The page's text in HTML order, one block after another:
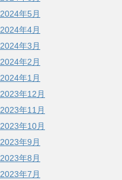
2024年5月
2024年4月
2024年3月
2024年2月
2024年1月
2023年12月
2023年11月
2023年10月
2023年9月
2023年8月
2023年7月